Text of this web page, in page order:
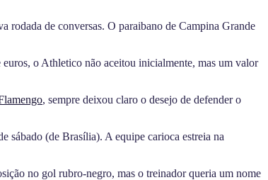
rodada de conversas. O paraibano de Campina Grande
o Athletico não aceitou inicialmente, mas um valor
, sempre deixou claro o desejo de defender o
sábado (de Brasília). A equipe carioca estreia na
no gol rubro-negro, mas o treinador queria um nome